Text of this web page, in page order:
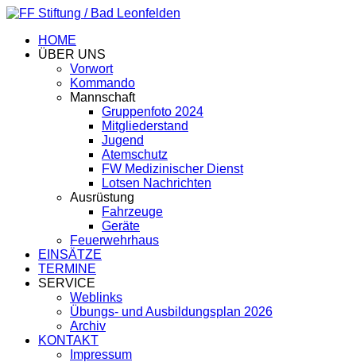
HOME
ÜBER UNS
Vorwort
Kommando
Mannschaft
Gruppenfoto 2024
Mitgliederstand
Jugend
Atemschutz
FW Medizinischer Dienst
Lotsen Nachrichten
Ausrüstung
Fahrzeuge
Geräte
Feuerwehrhaus
EINSÄTZE
TERMINE
SERVICE
Weblinks
Übungs- und Ausbildungsplan 2026
Archiv
KONTAKT
Impressum